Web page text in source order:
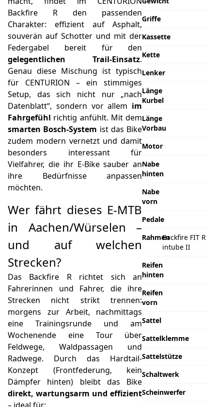
Backfire R den passenden
Charakter: effizient auf Asphalt,
souverän auf Schotter und mit der
Federgabel bereit für den
gelegentlichen Trail-Einsatz.
Genau diese Mischung ist typisch
für CENTURION – ein stimmiges
Setup, das sich nicht nur „nach
Datenblatt“, sondern vor allem im
Fahrgefühl richtig anfühlt. Mit dem
smarten Bosch-System ist das Bike
zudem modern vernetzt und damit
besonders interessant für
Vielfahrer, die ihr E-Bike sauber an
ihre Bedürfnisse anpassen
möchten.
Wer fährt dieses E-MTB
in Aachen/Würselen –
und auf welchen
Strecken?
Das Backfire R richtet sich an
Fahrerinnen und Fahrer, die ihre
Strecken nicht strikt trennen:
morgens zur Arbeit, nachmittags
eine Trainingsrunde und am
Wochenende eine Tour über
Feldwege, Waldpassagen und
Radwege. Durch das Hardtail-
Konzept (Frontfederung, kein
Dämpfer hinten) bleibt das Bike
direkt, wartungsarm und effizient
Griffe
Kassette
Kette
Lenker
Länge
Kurbel
Länge
Vorbau
Motor
Nabe
hinten
Nabe
vorn
Pedale
RahmenBackfire FIT R
intube II
Reifen
hinten
Reifen
vorn
Sattel
Sattelklemme
Sattelstütze
Schaltwerk
Scheinwerfer